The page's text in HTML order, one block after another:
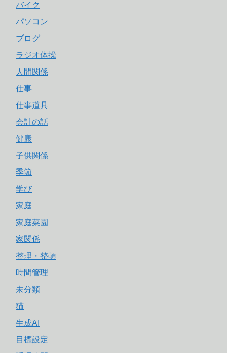
バイク
パソコン
ブログ
ラジオ体操
人間関係
仕事
仕事道具
会計の話
健康
子供関係
季節
学び
家庭
家庭菜園
家関係
整理・整頓
時間管理
未分類
猫
生成AI
目標設定